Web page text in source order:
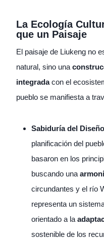
La Ecología
que un Paisaje
El paisaje de Liukeng no
natural, sino una
integradacon el
pueblo se manifiesta a
Sabiduría del
planificación del
basaron en los
buscando una
circundantes y el río
representa un
orientado a la
sostenible de los